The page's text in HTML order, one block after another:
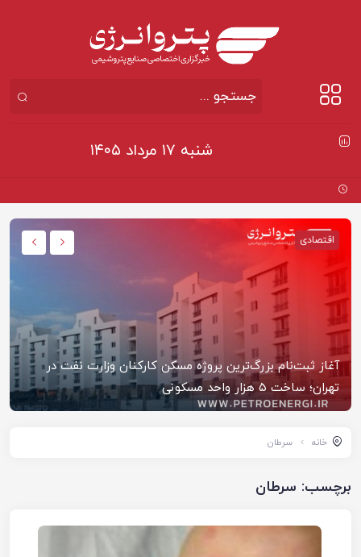
شنبه ۱۷ مرداد ۱۴۰۵
اقتصادی
آغاز ثبت‌نام بزرگ‌ترین پروژه مسکن کارکنان وزارت نفت در
تهران؛ ساخت ۵ هزار واحد مسکونی
خانه سرطان
برچسب: سرطان